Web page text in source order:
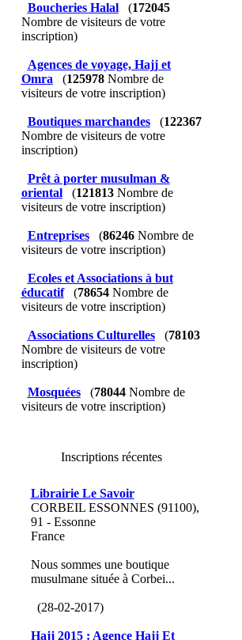
Boucheries Halal (172045
Nombre de visiteurs de votre
inscription)
Agences de voyage, Hajj et
Omra
(125978Nombre de
visiteurs de votre inscription)
Boutiques marchandes (122367
Nombre de visiteurs de votre
inscription)
Prêt à porter musulman &
oriental
(121813Nombre de
visiteurs de votre inscription)
Entreprises (86246Nombre de
visiteurs de votre inscription)
Ecoles et Associations à but
éducatif
(78654Nombre de
visiteurs de votre inscription)
Associations Culturelles (78103
Nombre de visiteurs de votre
inscription)
Mosquées (78044Nombre de
visiteurs de votre inscription)
Inscriptions récentes
Librairie Le Savoir
CORBEIL ESSONNES (91100),
91 - Essonne
France
Nous sommes une boutique
musulmane située à Corbei...
(28-02-2017)
Hajj 2015 : Agence Hajj Et